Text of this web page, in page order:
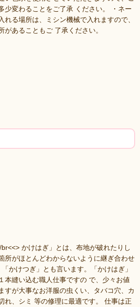
少変わることをご了承 ください。 ・ネー
れる場所は、ミシン機械で入れますので、
があることもご 了承ください。
br<<> かけはぎ」とは、布地が破れたりし
所がほとんどわからないように継ぎ合わせ
かけつぎ」とも言います。「かけはぎ」
本縫い込む職人仕事ですの で、少々お値
すが大事なお洋服の虫くい、タバコ穴、カ
れ、シミ 等の修理に最適です。 仕事は正